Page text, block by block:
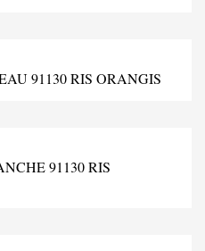
91130 RIS ORANGIS
91130 RIS